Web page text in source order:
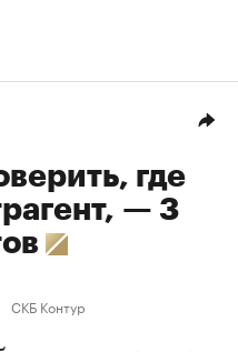
где
— 3
СКБ Контур